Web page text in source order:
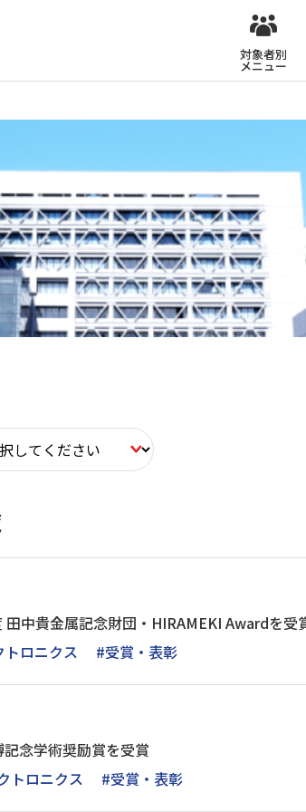
対象者別
メニュー
中貴金属記念財団・HIRAMEKI Awardを受
トロニクス #受賞・表彰
念学術奨励賞を受賞
トロニクス #受賞・表彰